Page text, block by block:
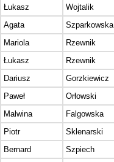
Łukasz Wojtalik
Agata Szparkowska
Mariola Rzewnik
Łukasz Rzewnik
Dariusz Gorzkiewicz
Paweł Orłowski
Malwina Falgowska
Piotr Sklenarski
Bernard Szpiech